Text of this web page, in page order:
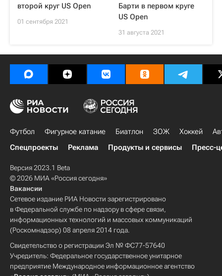
второй круг US Open
01 сентября 2021
Барти в первом круге
US Open
31 августа 2021
Футбол Фигурное катание Биатлон ЗОЖ Хоккей
Спецпроекты
Реклама Продукты и сервисы Пресс-
Версия 2023.1 Beta
© 2026 МИА «Россия сегодня»
Вакансии
Сетевое издание РИА Новости зарегистрировано
в Федеральной службе по надзору в сфере связи,
информационных технологий и массовых коммуникаций
(Роскомнадзор) 08 апреля 2014 года.
Свидетельство о регистрации Эл № ФС77-57640
Учредитель: Федеральное государственное унитарное
предприятие Международное информационное агентство